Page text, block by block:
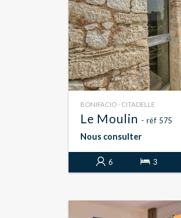
BONIFACIO - CITADELLE
Le Moulin - réf 575
Nous consulter
6 3